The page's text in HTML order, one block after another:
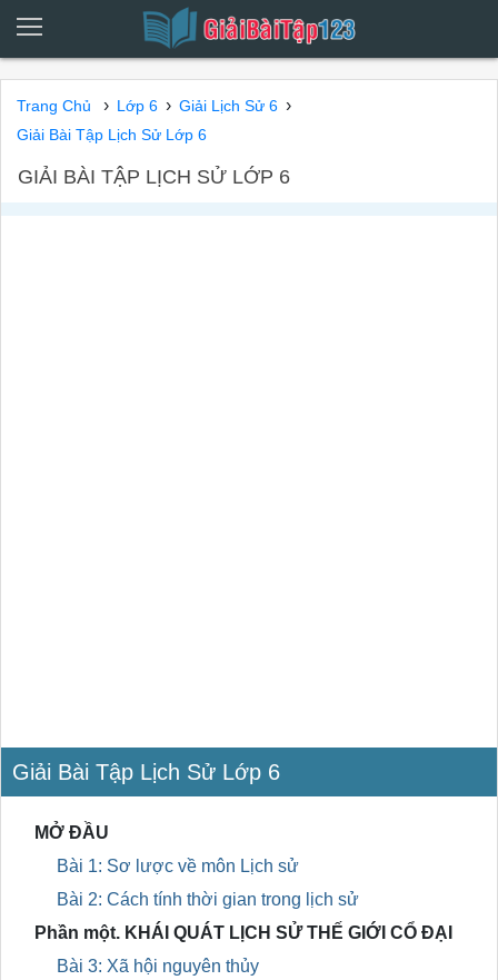
Trang Chủ › Lớp 6 › Giải Lịch Sử 6 ›
Giải Bài Tập Lịch Sử Lớp 6
GIẢI BÀI TẬP LỊCH SỬ LỚP 6
Giải Bài Tập Lịch Sử Lớp 6
MỞ ĐẦU
Bài 1: Sơ lược về môn Lịch sử
Bài 2: Cách tính thời gian trong lịch sử
Phần một. KHÁI QUÁT LỊCH SỬ THẾ GIỚI CỔ ĐẠI
Bài 3: Xã hội nguyên thủy